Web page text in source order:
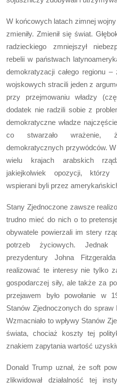
W końcowych latach zimnej
zmieniły. Zmienił się świat.
radzieckiego zmniejszył
rebelii w państwach
demokratyzacji całego regionu
wojskowych stracili jeden z
przy przejmowaniu władzy
dodatek nie radzili sobie z
demokratyczne władze
co stwarzało wrażenie,
demokratycznych przywódców.
wielu krajach arabskich
jakiejkolwiek opozycji,
wspierani byli przez
Stany Zjednoczone zawsze
trudno mieć do nich o to
obywatele powierzali im stery
potrzeb życiowych. Jednak
prezydentury Johna
realizować te interesy nie tylko
gospodarczej siły, ale także za
przejawem było powołanie w
Stanów Zjednoczonych do spraw
Wzmacniało to wpływy Stanów
świata, chociaż koszty tej
znakiem zapytania wartość
Donald Trump uznał, że soft
zlikwidował działalność tej